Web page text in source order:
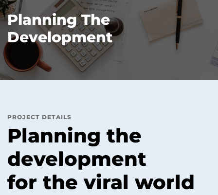
Planning The
Development
PROJECT DETAILS
Planning the
development
for the viral world